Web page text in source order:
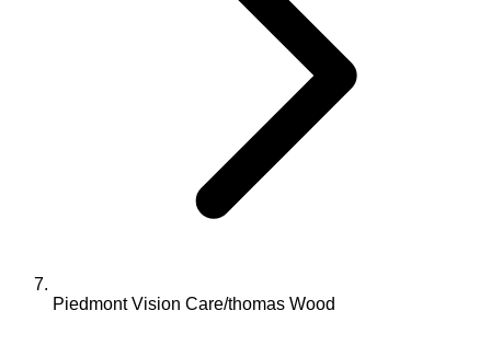
Piedmont Vision Care/thomas Wood